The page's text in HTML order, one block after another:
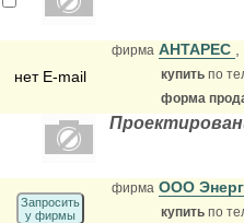
нет E-mail
фирма АНТАРЕС
купить по
форма
Запросить
у фирмы
фирма ООО
купить по